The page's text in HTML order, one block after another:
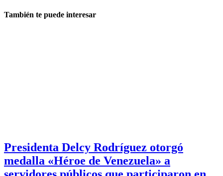
También te puede interesar
Presidenta Delcy Rodríguez otorgó
medalla «Héroe de Venezuela» a